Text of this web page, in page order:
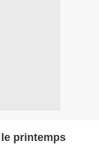
printemps